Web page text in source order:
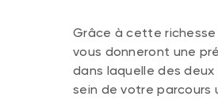
Grâce à cette
vous donneront une
dans laquelle des deux
sein de votre parcours